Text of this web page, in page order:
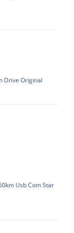
Drive Original
Usb Com Star